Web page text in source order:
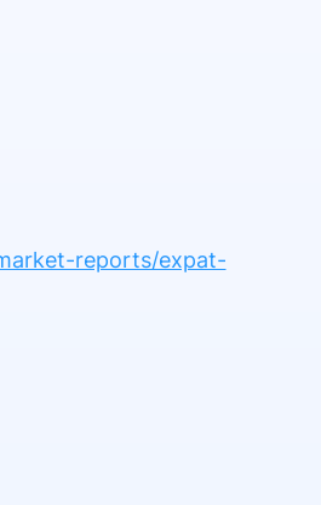
reports/expat-